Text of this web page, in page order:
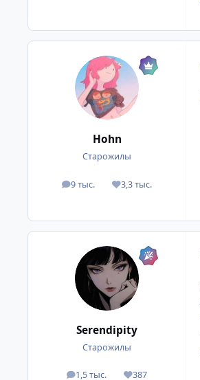
Hohn
Старожилы
9 тыс.
посты 3,3 тыс.
Репутация
Serendipity
Старожилы
1,5 тыс. 387